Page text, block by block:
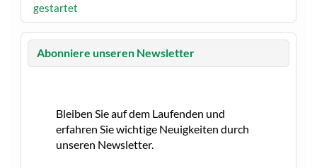
gestartet
Abonniere unseren Newsletter
Bleiben Sie auf dem Laufenden und
erfahren Sie wichtige Neuigkeiten durch
unseren Newsletter.